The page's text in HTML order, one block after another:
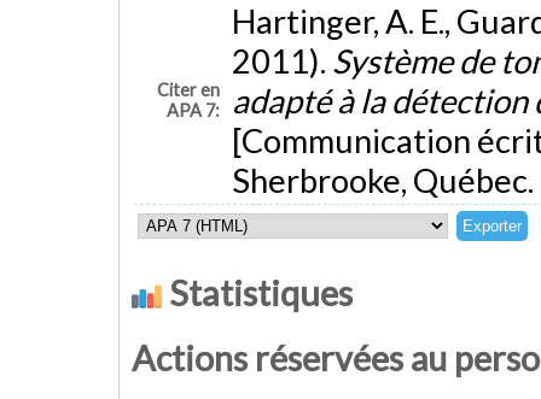
Citer en
APA 7:
Hartinger, A. E.,
2011). Système de
adapté à la détection
[Communication
Sherbrooke, Québec.
Statistiques
Actions réservées au